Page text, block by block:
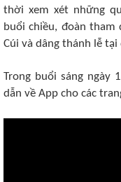
thời xem xét những
buổi chiều, đoàn
Cúi và dâng thánh lễ tại
Trong buổi sáng ngày
dẫn về App cho các